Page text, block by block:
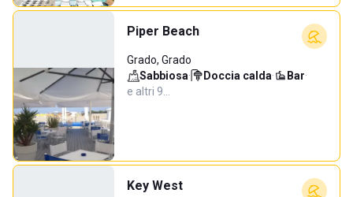
Piper Beach
Grado, Grado
Sabbiosa· Doccia calda· Bar·
e altri 9…
Key West